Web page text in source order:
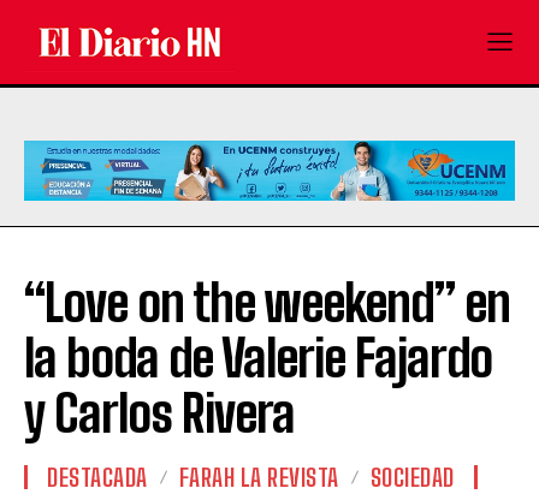
“Love on the weekend” en
la boda de Valerie Fajardo
y Carlos Rivera
DESTACADA FARAH LA REVISTA SOCIEDAD